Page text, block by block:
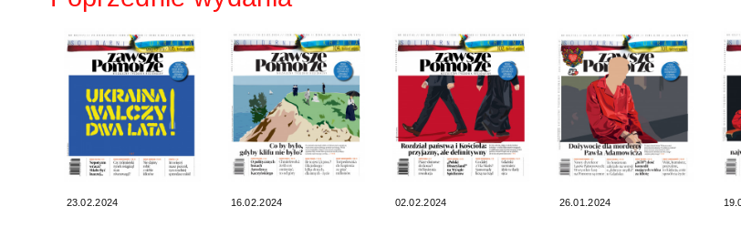
23.02.2024 16.02.2024 02.02.2024 26.01.2024